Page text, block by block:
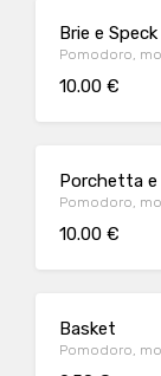
Brie e Speck
Pomodoro,
10.00 €
Porchetta e
Pomodoro,
10.00 €
Basket
Pomodoro,